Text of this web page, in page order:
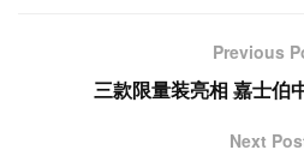
Previous
三款限量装亮相 嘉士伯
Next